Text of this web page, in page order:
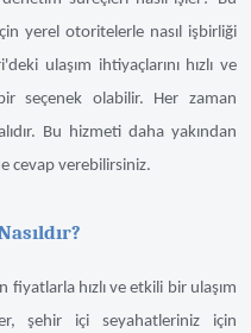
yerel otoritelerle nasıl işbirliği
ulaşım ihtiyaçlarını hızlı ve
seçenek olabilir. Her zaman
Bu hizmeti daha yakından
cevap verebilirsiniz.
hızlı ve etkili bir ulaşım
şehir içi seyahatleriniz için